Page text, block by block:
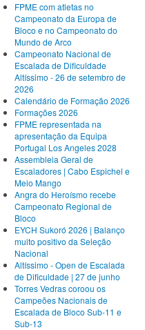
FPME com atletas no
Campeonato da Europa de
Bloco e no Campeonato do
Mundo de Arco
Campeonato Nacional de
Escalada de Dificuldade
Altíssimo - 26 de setembro de
2026
Calendário de Formação 2026
Formações 2026
FPME representada na
apresentação da Equipa
Portugal Los Angeles 2028
Assembleia Geral de
Escaladores | Cabo Espichel e
Meio Mango
Angra do Heroísmo recebe
Campeonato Regional de
Bloco
EYCH Sukoró 2026 | Balanço
muito positivo da Seleção
Nacional
Altíssimo - Open de Escalada
de Dificuldade | 27 de junho
Torres Vedras coroou os
Campeões Nacionais de
Escalada de Bloco Sub-11 e
Sub-13